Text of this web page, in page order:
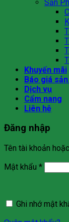
Sản
Khuyến mãi
Báo giá
Dịch vụ
Cẩm nang
Liên hệ
Đăng nhập
Tên tài khoản
Mật khẩu *Bắt
buộc
Ghi nhớ mật